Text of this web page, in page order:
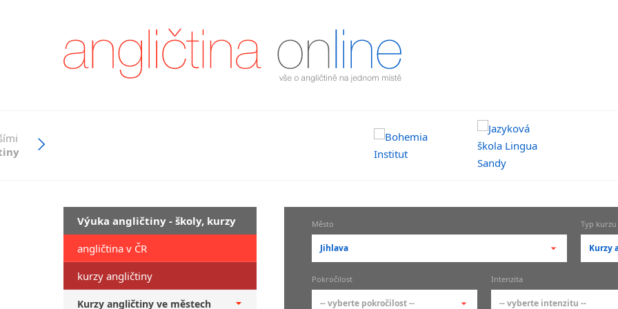
Výuka angličtiny - školy, kurzy
angličtina v ČR
kurzy angličtiny
Kurzy angličtiny ve městech
Město
Jihlava
-- vyberte město --
pražské městské části
Typ kurzu
Kurzy
Pokročilost
-- vyberte pokročilost --
Intenzita
-- vyberte intenzitu --